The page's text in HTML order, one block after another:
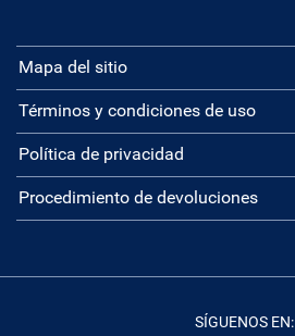
Mapa del sitio
Términos y condiciones de uso
Política de privacidad
Procedimiento de devoluciones
SÍGUENOS EN: